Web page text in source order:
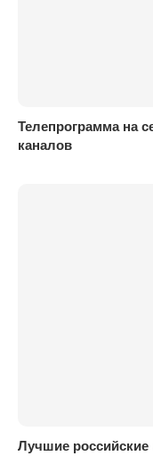
Телепрограмма на
каналов
Лучшие